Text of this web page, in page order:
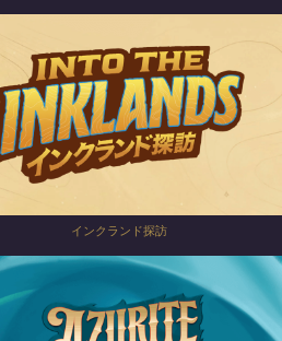
インクランド探訪